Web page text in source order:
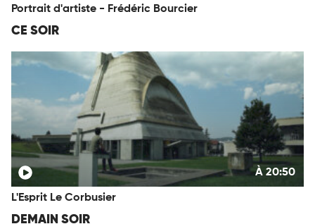
Portrait d'artiste - Frédéric Bourcier
CE SOIR
À 20:50
L'Esprit Le Corbusier
DEMAIN SOIR